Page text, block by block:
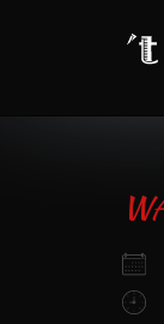
inhoud